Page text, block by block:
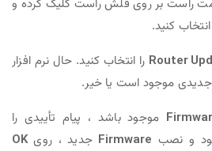
راست بر روی فلش راست کلیک کرده و
انتخاب کنید.
Router را انتخاب کنید. حال نرم افزار
جدیدی موجود است یا خیر.
موجود باشد ، پیام تأییدی را
و نصب Firmware جدید ، رویOK